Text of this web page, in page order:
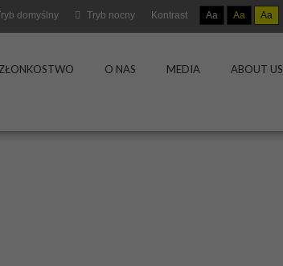
domyślny Tryb nocny Kontrast Aa Aa Aa
O NAS MEDIA ABOUT US